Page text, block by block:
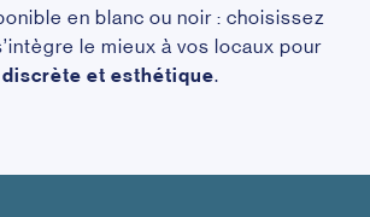
en blanc ou noir : choisissez
le mieux à vos locaux pour
et esthétique.